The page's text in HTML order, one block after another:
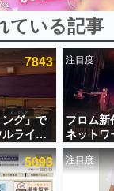
プ
ている記事ランキング
一覧
ている記事
7843
グ」で
ライク
はソウ
事に失
注目度
フロム新
ネットワ
が8月7
トのマイ
テスト実
5093 注目度